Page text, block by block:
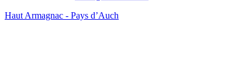
Haut Armagnac - Pays d’Auch